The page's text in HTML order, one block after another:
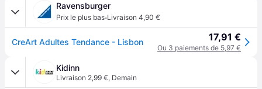
Ravensburger
Prix le plus bas·Livraison 4,90 €
CreArt Adultes Tendance - Lisbon 17,91 €
Ou 3 paiements de 5,97 €
Kidinn
Livraison 2,99 €, Demain